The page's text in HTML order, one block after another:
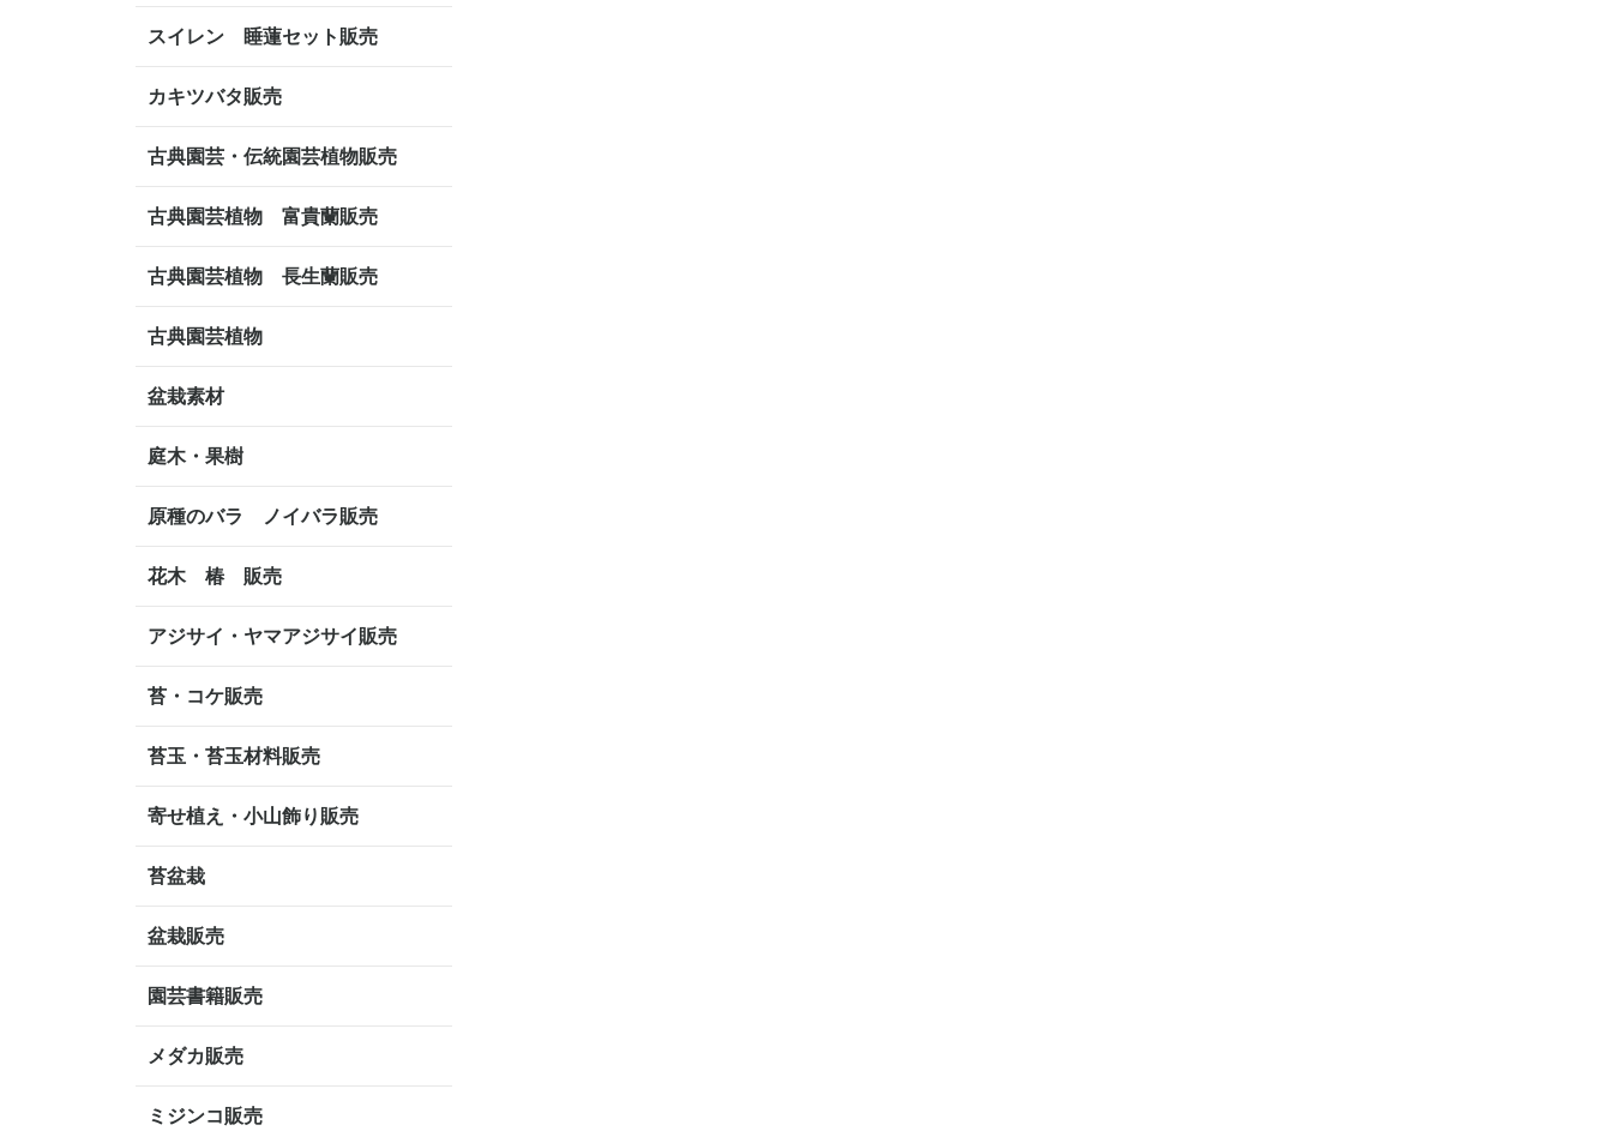
スイレン 睡蓮セット販売
カキツバタ販売
古典園芸・伝統園芸植物販売
古典園芸植物 富貴蘭販売
古典園芸植物 長生蘭販売
古典園芸植物
盆栽素材
庭木・果樹
原種のバラ ノイバラ販売
花木 椿 販売
アジサイ・ヤマアジサイ販売
苔・コケ販売
苔玉・苔玉材料販売
寄せ植え・小山飾り販売
苔盆栽
盆栽販売
園芸書籍販売
メダカ販売
ミジンコ販売